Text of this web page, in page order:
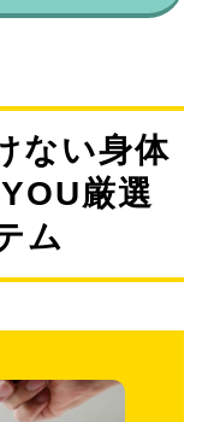
ない身体
厳選
ム